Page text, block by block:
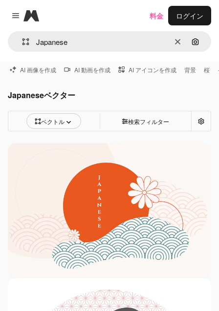
Close menu
Magnific
消去 画像で
料金 ログイン
AI 画像を作成 AI 動画を作成 AI アイコンを作成 背景 桜
Japaneseベクター
ベクトル 検索フィルター